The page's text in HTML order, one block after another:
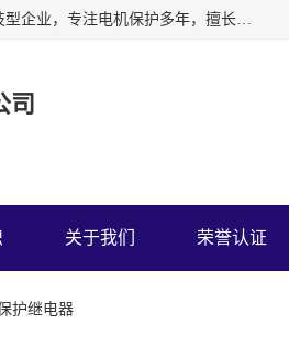
宁波飞纳得电器有限公司以工业电器为主导，集研发，制造，贸易，服务等功能于一体的科技型企业，专注电机保护多年，擅长单片机技术在工业控制、电力电子、汽车电子等领域的应用。主要产品有电机保护器，缺相保护器，相序保护器，电压电流表，浪涌保护器，温控器等我们的使命是通过系统的解决方案为客户创造高的价值，我们也热诚欢迎国内外客户来公司考察交流。
司
关于我们 荣誉认证
护继电器